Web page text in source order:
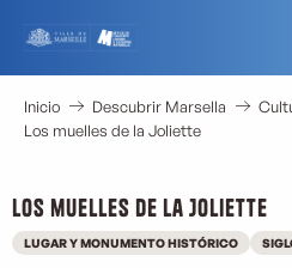
contenu
principal
Inicio Descubrir Marsella
Los muelles de la Joliette
Los muelles de la Joliette
LUGAR Y MONUMENTO HISTÓRICO